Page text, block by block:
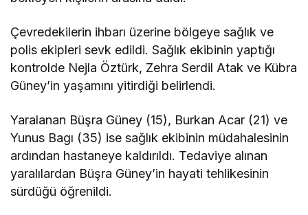
Çevredekilerin ihbarı üzerine bölgeye sağlık ve
polis ekipleri sevk edildi. Sağlık ekibinin yaptığı
kontrolde Nejla Öztürk, Zehra Serdil Atak ve Kübra
Güney’in yaşamını yitirdiği belirlendi.
Yaralanan Büşra Güney (15), Burkan Acar (21) ve
Yunus Bagı (35) ise sağlık ekibinin müdahalesinin
ardından hastaneye kaldırıldı. Tedaviye alınan
yaralılardan Büşra Güney’in hayati tehlikesinin
sürdüğü öğrenildi.